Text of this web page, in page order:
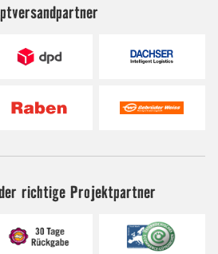
der richtige Projektpartner